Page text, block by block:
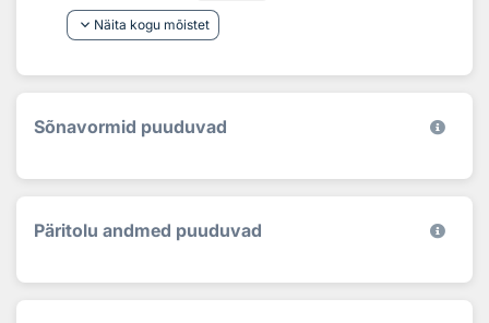
keyboard_arrow_down Näita kogu mõistet
Sõnavormid puuduvad
Päritolu andmed puuduvad